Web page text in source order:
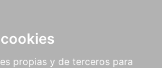
propias y de terceros para